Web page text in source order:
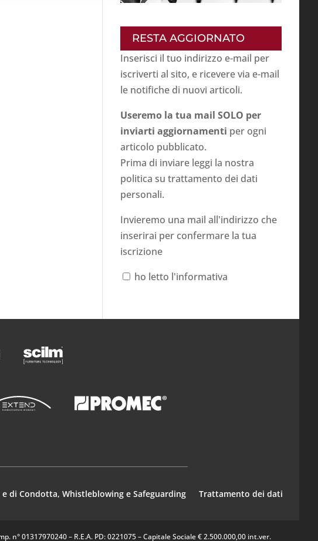
RESTA AGGIORNATO
Inserisci il tuo indirizzo e-mail per
iscriverti al sito, e ricevere via e-mail
le notifiche di nuovi articoli.
Useremo la tua mail SOLO per
inviarti aggiornamenti per ogni
articolo pubblicato.
Prima di inviare leggi la nostra
politica su trattamento dei dati
personali.
Invieremo una mail all'indirizzo che
inserirai per confermare la tua
iscrizione
ho letto l'informativa
di Condotta, Whistleblowing e Safeguarding Trattamento dei dati
n° 01317970240 – R.E.A. PD: 0221075 – Capitale Sociale € 2.500.000,00 int.ver.